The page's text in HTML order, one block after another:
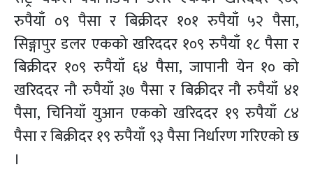
रुपैयाँ ०९ पैसा र बिक्रीदर १०१ रुपैयाँ ५२ पैसा,
सिङ्गापुर डलर एकको खरिददर १०९ रुपैयाँ १८ पैसा र
बिक्रीदर १०९ रुपैयाँ ६४ पैसा, जापानी येन १० को
खरिददर नौ रुपैयाँ ३७ पैसा र बिक्रीदर नौ रुपैयाँ ४१
पैसा, चिनियाँ युआन एकको खरिददर १९ रुपैयाँ ८४
पैसा र बिक्रीदर १९ रुपैयाँ ९३ पैसा निर्धारण गरिएको छ
।